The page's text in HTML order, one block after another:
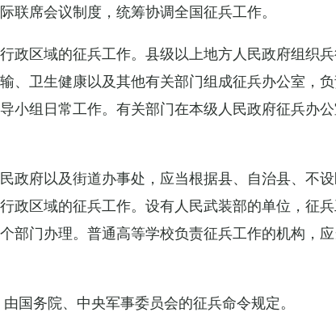
席会议制度，统筹协调全国征兵工作。
政区域的征兵工作。县级以上地方人民政府组织
、卫生健康以及其他有关部门组成征兵办公室，
小组日常工作。有关部门在本级人民政府征兵办
政府以及街道办事处，应当根据县、自治县、不
政区域的征兵工作。设有人民武装部的单位，征
部门办理。普通高等学校负责征兵工作的机构，
国务院、中央军事委员会的征兵命令规定。